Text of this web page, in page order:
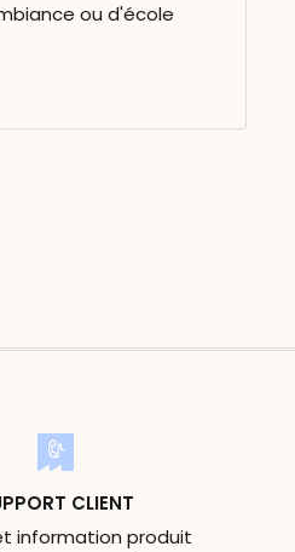
ou d'école
CLIENT
information produit